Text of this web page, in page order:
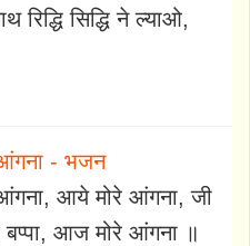
सिद्धि ने ल्याओ,
- भजन
आये मोरे आंगना, जी
आज मोरे आंगना ॥